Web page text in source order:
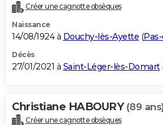
Créer une cagnotte obsèques
Naissance
14/08/1924 à Douchy-lès-Ayette (
Décès
27/01/2021 à Saint-Léger-lès-Domart
Christiane HABOURY (89
Créer une cagnotte obsèques